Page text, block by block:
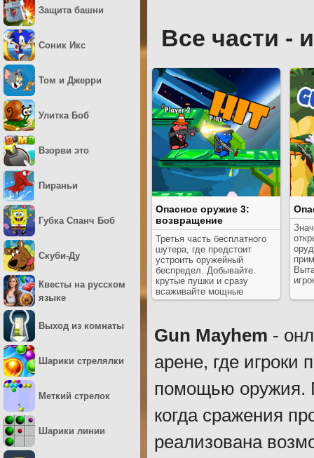
Все части -
Опасное оружие 3:
возвращение
Третья часть бесплатного
шутера, где предстоит
устроить оружейный
беспредел. Добывайте
крутые пушки и сразу
всаживайте мощные
выстрелы в противника.
Gun Mayhem -
арене, где игроки
помощью оружия.
когда сражения
реализована
Защита башни
Соник Икс
Том и Джерри
Улитка Боб
Взорви это
Пираньи
Губка Спанч Боб
Скуби-Ду
Квесты на русском
языке
Выход из комнаты
Шарики стрелялки
Меткий стрелок
Шарики линии